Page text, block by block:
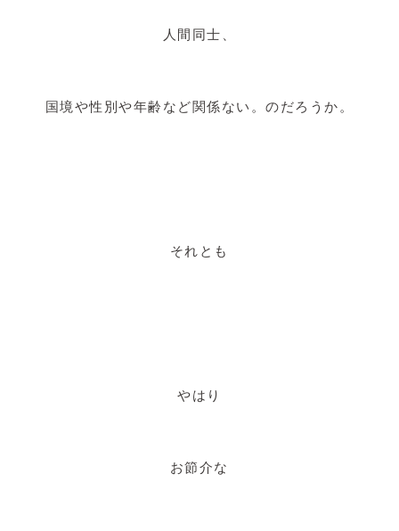
人間同士、
国境や性別や年齢など関係ない。のだろうか。
それとも
やはり
お節介な